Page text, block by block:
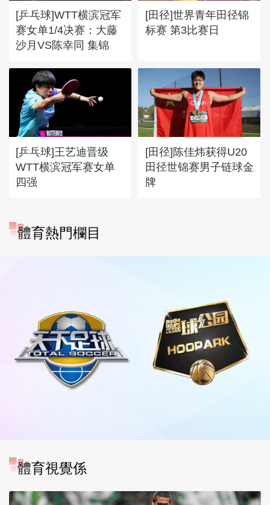
[乒乓球]WTT横滨冠军
赛女单1/4决赛：大藤
沙月VS陈幸同 集锦
[田径]世界青年田径锦
标赛 第3比赛日
[乒乓球]王艺迪晋级
WTT横滨冠军赛女单
四强
[田径]陈佳炜获得U20
田径世锦赛男子链球金
牌
體育熱門欄目
體育視覺係